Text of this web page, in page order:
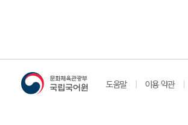
도움말 이용 약관